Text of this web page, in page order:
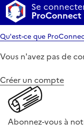
Se
ProConnect
Qu'est-ce que
Vous n'avez pas de
Créer un compte
Abonnez-vous à